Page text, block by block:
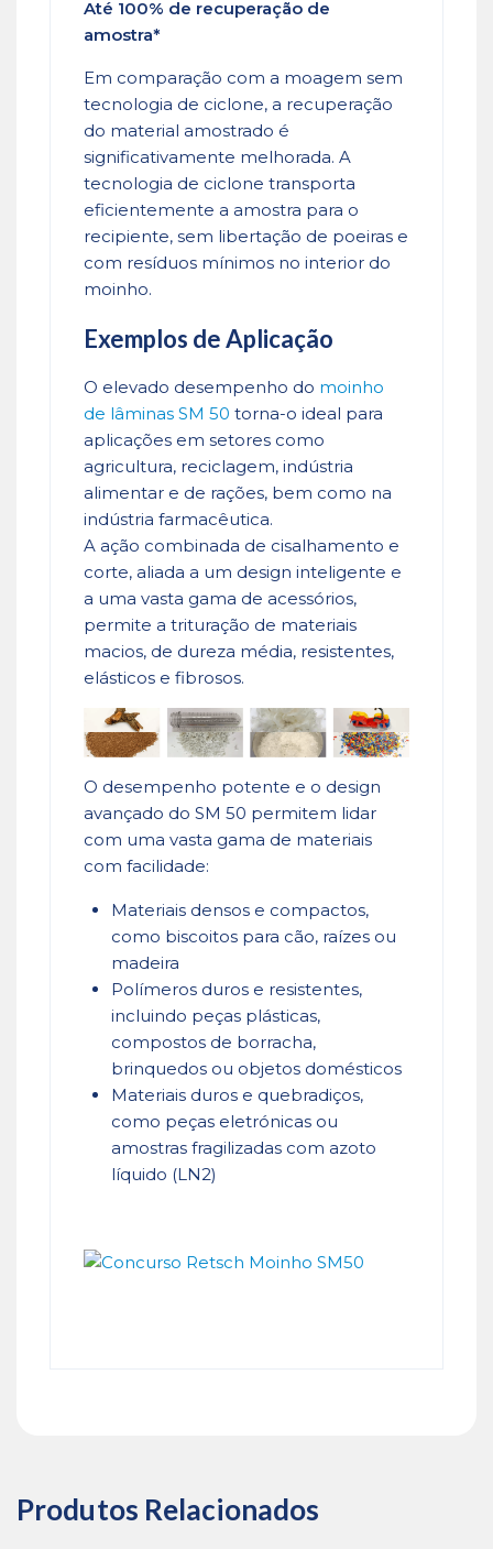
Até 100% de recuperação de
amostra*
Em comparação com a moagem sem
tecnologia de ciclone, a recuperação
do material amostrado é
significativamente melhorada. A
tecnologia de ciclone transporta
eficientemente a amostra para o
recipiente, sem libertação de poeiras e
com resíduos mínimos no interior do
moinho.
Exemplos de Aplicação
O elevado desempenho do moinho
de lâminas SM 50 torna-o ideal para
aplicações em setores como
agricultura, reciclagem, indústria
alimentar e de rações, bem como na
indústria farmacêutica.
A ação combinada de cisalhamento e
corte, aliada a um design inteligente e
a uma vasta gama de acessórios,
permite a trituração de materiais
macios, de dureza média, resistentes,
elásticos e fibrosos.
O desempenho potente e o design
avançado do SM 50 permitem lidar
com uma vasta gama de materiais
com facilidade:
Materiais densos e compactos,
como biscoitos para cão, raízes ou
madeira
Polímeros duros e resistentes,
incluindo peças plásticas,
compostos de borracha,
brinquedos ou objetos domésticos
Materiais duros e quebradiços,
como peças eletrónicas ou
amostras fragilizadas com azoto
líquido (LN2)
Produtos Relacionados